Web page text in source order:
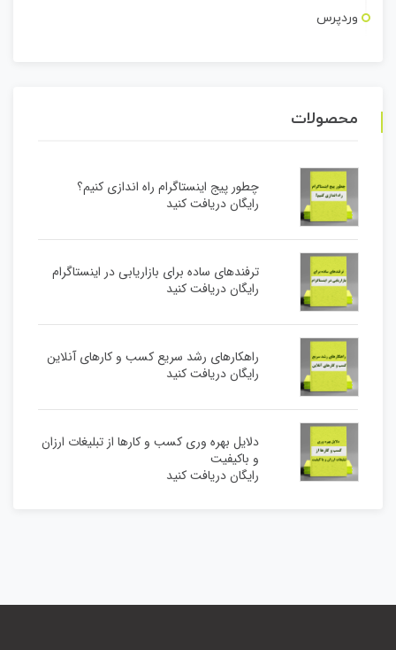
وردپرس
محصولات
چطور پیج اینستاگرام راه اندازی کنیم؟
رایگان دریافت کنید
ترفندهای ساده برای بازاریابی در اینستاگرام
رایگان دریافت کنید
راهکارهای رشد سریع کسب و کارهای آنلاین
رایگان دریافت کنید
دلایل بهره وری کسب و کارها از تبلیغات ارزان
و باکیفیت
رایگان دریافت کنید